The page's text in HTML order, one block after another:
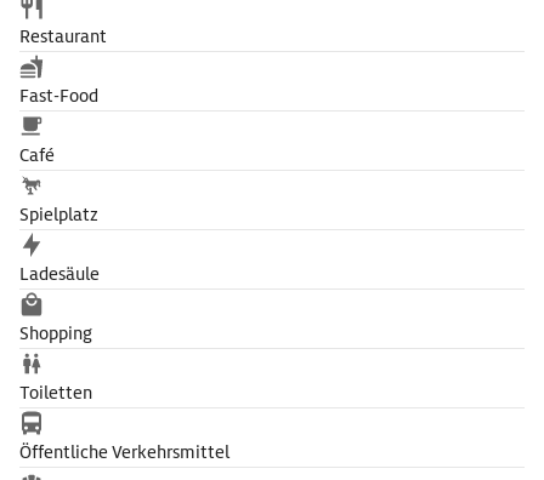
Restaurant
Fast-Food
Café
Spielplatz
Ladesäule
Shopping
Toiletten
Öffentliche Verkehrsmittel